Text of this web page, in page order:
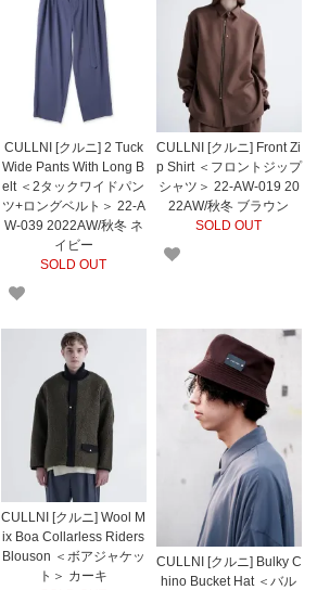
CULLNI [クルニ] 2 Tuck
Wide Pants With Long B
elt ＜2タックワイドパン
ツ+ロングベルト＞ 22-A
W-039 2022AW/秋冬 ネ
イビー
SOLD OUT
CULLNI [クルニ] Front Zi
p Shirt ＜フロントジップ
シャツ＞ 22-AW-019 20
22AW/秋冬 ブラウン
SOLD OUT
CULLNI [クルニ] Wool M
ix Boa Collarless Riders
Blouson ＜ボアジャケッ
ト＞ カーキ
CULLNI [クルニ] Bulky C
hino Bucket Hat ＜バル